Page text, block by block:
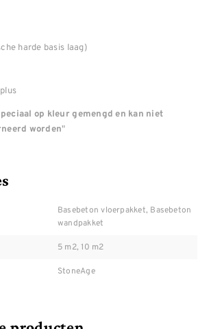
harde basis laag)
op kleur gemengd en kan niet
worden"
Basebeton vloerpakket, Basebeton
wandpakket
5 m2, 10 m2
StoneAge